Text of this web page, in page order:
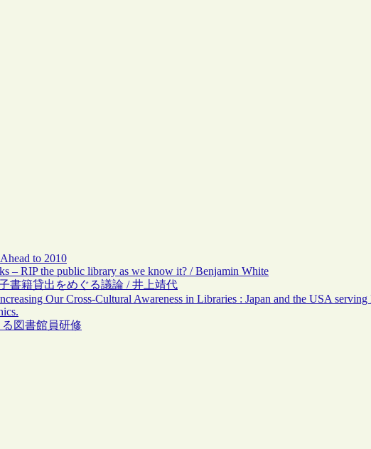
to 2010
– RIP the public library as we know it? / Benjamin White
書籍貸出をめぐる議論 / 井上靖代
Our Cross-Cultural Awareness in Libraries : Japan and the USA serving
図書館員研修